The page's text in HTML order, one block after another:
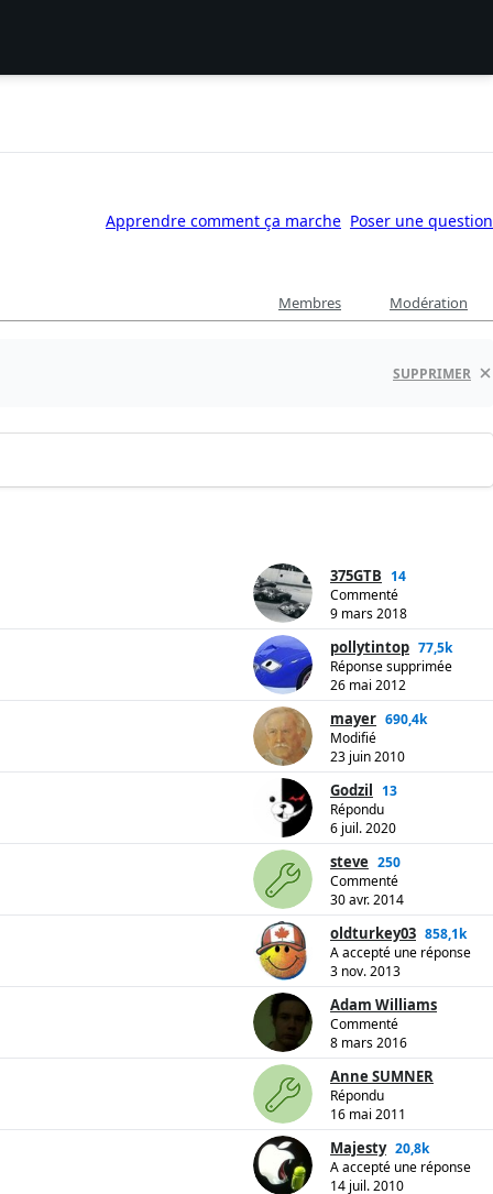
Apprendre comment ça marche Poser une question
Membres Modération
SUPPRIMER
375GTB 14
Commenté
9 mars 2018
pollytintop 77,5k
Réponse supprimée
26 mai 2012
mayer 690,4k
Modifié
23 juin 2010
Godzil 13
Répondu
6 juil. 2020
steve 250
Commenté
30 avr. 2014
oldturkey03 858,1k
A accepté une réponse
3 nov. 2013
Adam Williams
Commenté
8 mars 2016
Anne SUMNER
Répondu
16 mai 2011
Majesty 20,8k
A accepté une réponse
14 juil. 2010